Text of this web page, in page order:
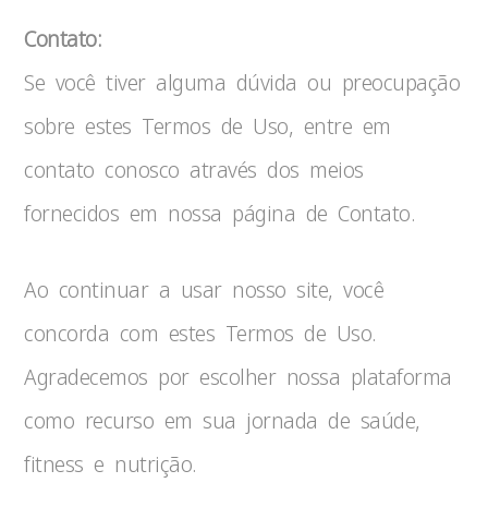
Contato:
Se você tiver alguma dúvida ou preocupação
sobre estes Termos de Uso, entre em
contato conosco através dos meios
fornecidos em nossa página de Contato.
Ao continuar a usar nosso site, você
concorda com estes Termos de Uso.
Agradecemos por escolher nossa plataforma
como recurso em sua jornada de saúde,
fitness e nutrição.